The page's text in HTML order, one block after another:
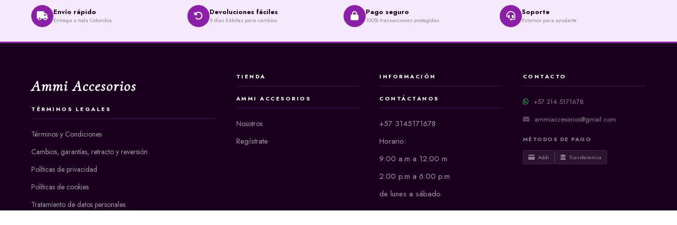
Envío rápido
Entrega a toda Colombia
Devoluciones fáciles
5 días hábiles para cambios
Pago seguro
100% transacciones protegidas
Soporte
Estamos para ayudarte
Ammi Accesorios
TÉRMINOS LEGALES
Términos y Condiciones
Cambios, garantías, retracto y reversión
Políticas de privacidad
Políticas de cookies
Tratamiento de datos personales
TIENDA
AMMI ACCESORIOS
Nosotros
Regístrate
INFORMACIÓN
CONTÁCTANOS
+57 3145171678
Horario:
9:00 a.m a 12:00 m
2:00 p.m a 6:00 p.m
de lunes a sábado
CONTACTO
+57 314 5171678
ammiaccesorios@gmail.com
MÉTODOS DE PAGO
Addi Transferencia